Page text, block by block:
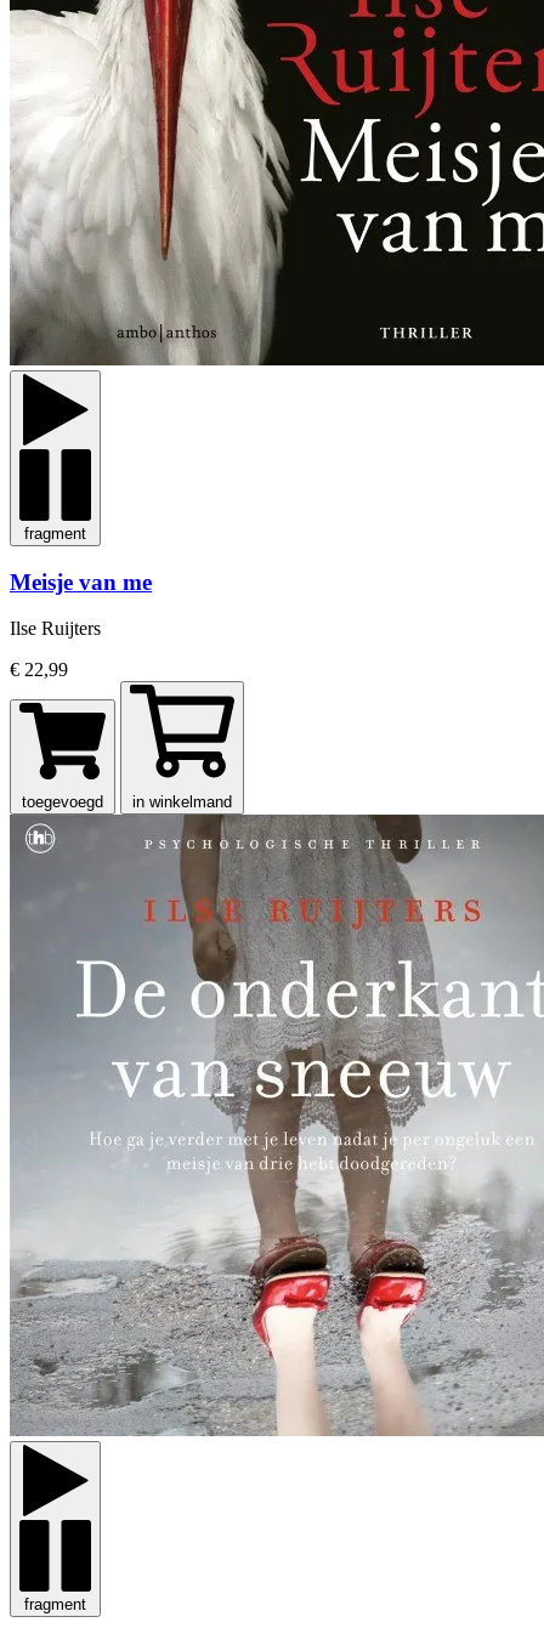
fragment
Meisje van me
Ilse Ruijters
€ 22,99
toegevoegd in winkelmand
fragment